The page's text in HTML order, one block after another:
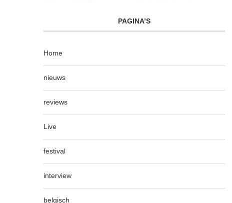
PAGINA’S
Home
nieuws
reviews
Live
festival
interview
belgisch